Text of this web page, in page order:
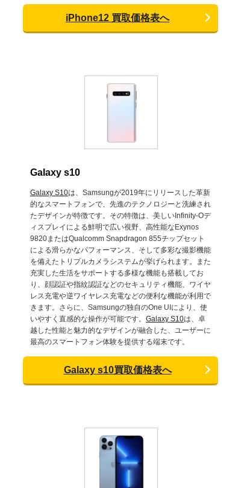
iPhone12 買取価格表へ
Galaxy s10
Galaxy S10は、Samsungが2019年にリリースした革新
的なスマートフォンで、先進のテクノロジーと洗練され
たデザインが特徴です。その特徴は、美しいInfinity-Oデ
ィスプレイによる鮮明で広い視野、高性能なExynos
9820またはQualcomm Snapdragon 855チップセット
による滑らかなパフォーマンス、そして多彩な撮影機能
を備えたトリプルカメラシステムが挙げられます。また
充実した生活をサポートする多様な機能も搭載してお
り、顔認証や指紋認証などのセキュリティ機能、ワイヤ
レス充電や逆ワイヤレス充電などの便利な機能が利用で
きます。さらに、Samsungの独自のOne UIにより、使
いやすく直感的な操作が可能です。 Galaxy S10は、卓
越した性能と魅力的なデザインが融合した、ユーザーに
最高のスマートフォン体験を提供する端末です。
Galaxy s10買取価格表へ